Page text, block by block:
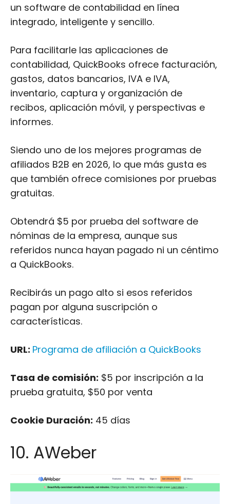
un software de contabilidad en línea
integrado, inteligente y sencillo.
Para facilitarle las aplicaciones de
contabilidad, QuickBooks ofrece facturación,
gastos, datos bancarios, IVA e IVA,
inventario, captura y organización de
recibos, aplicación móvil, y perspectivas e
informes.
Siendo uno de los mejores programas de
afiliados B2B en 2026, lo que más gusta es
que también ofrece comisiones por pruebas
gratuitas.
Obtendrá $5 por prueba del software de
nóminas de la empresa, aunque sus
referidos nunca hayan pagado ni un céntimo
a QuickBooks.
Recibirás un pago alto si esos referidos
pagan por alguna suscripción o
características.
URL: Programa de afiliación a QuickBooks
Tasa de comisión: $5 por inscripción a la
prueba gratuita, $50 por venta
Cookie Duración: 45 días
10. AWeber